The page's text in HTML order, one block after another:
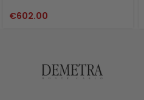
€602.00